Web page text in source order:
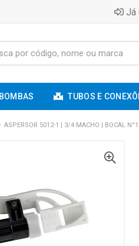
Já
BOMBAS TUBOS E
ASPERSOR 5012-1 | 3/4 MACHO | BOCAL